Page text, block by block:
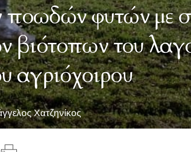
φυτών με
του
αγριόχοιρου
Χατζηνίκος